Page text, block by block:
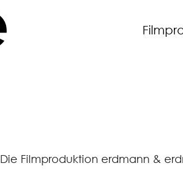
Die Filmproduktion erdmann &